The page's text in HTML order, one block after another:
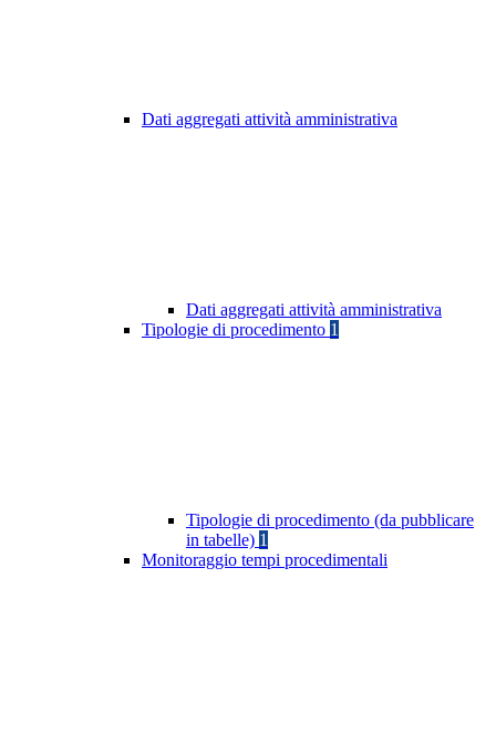
Dati aggregati attività amministrativa
Dati aggregati attività amministrativa
Tipologie di procedimento 1
Tipologie di procedimento (da pubblicare
in tabelle) 1
Monitoraggio tempi procedimentali